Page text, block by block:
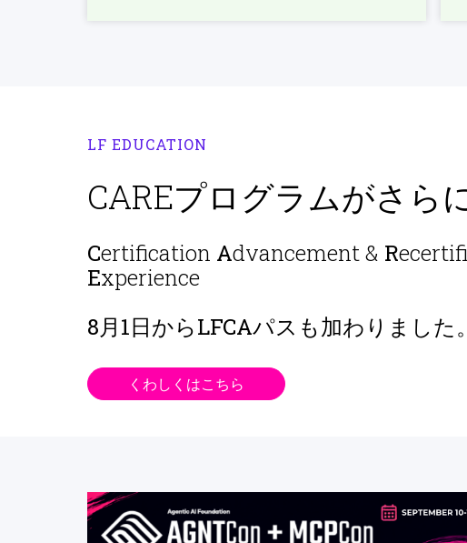
LF EDUCATION
CAREプログラムがさら
Certification Advancement & R
Experience
8月1日からLFCAパスも加わりました。
くわしくはこちら